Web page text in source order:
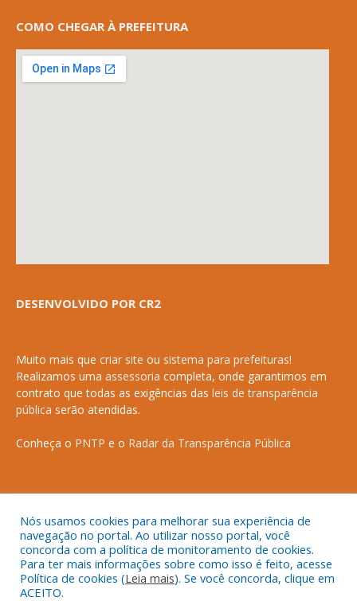
COMO CHEGAR À PREFEITURA
DESENVOLVIDO POR CR2
Muito mais que criar site ou sistema para prefeituras!
Realizamos uma assessoria completa, onde garantimos em
contrato que todas as exigências das leis de transparência
pública serão atendidas.
Conheça o PNTP e o Radar da Transparência Pública
Todos os direitos reservados a Prefeitura Municipal de Anapurus.
Mapa do Site
Nós usamos cookies para melhorar sua experiência de
navegação no portal. Ao utilizar nosso portal, você
concorda com a política de monitoramento de cookies.
Para ter mais informações sobre como isso é feito, acesse
Política de cookies (Leia mais). Se você concorda, clique em
ACEITO.